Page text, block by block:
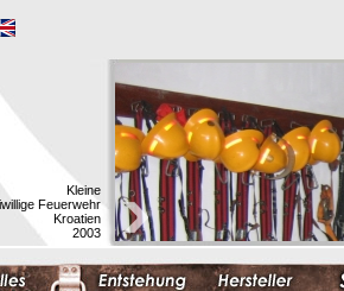
Kleine
Feuerwehr
Kroatien
2003